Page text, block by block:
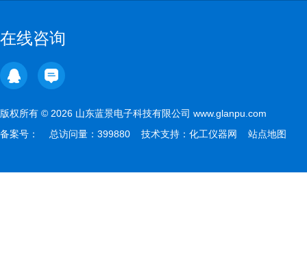
在线咨询
版权所有 © 2026 山东蓝景电子科技有限公司 www.glanpu.com
备案号：
总访问量：399880 技术支持： 化工仪器网 站点地图